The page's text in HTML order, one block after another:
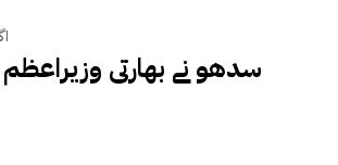
سدھو نے بھارتی